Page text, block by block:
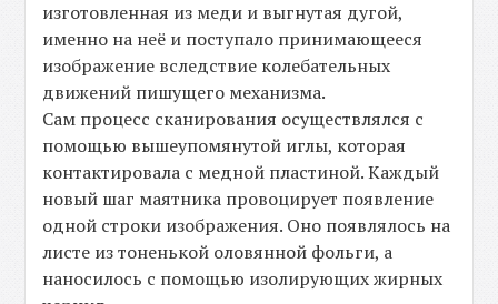
изготовленная из меди и выгнутая дугой,
именно на неё и поступало принимающееся
изображение вследствие колебательных
движений пишущего механизма.
Сам процесс сканирования осуществлялся с
помощью вышеупомянутой иглы, которая
контактировала с медной пластиной. Каждый
новый шаг маятника провоцирует появление
одной строки изображения. Оно появлялось на
листе из тоненькой оловянной фольги, а
наносилось с помощью изолирующих жирных